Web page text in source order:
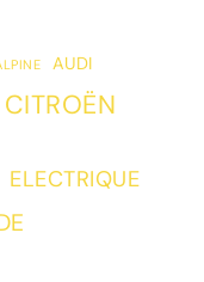
AUDI
CITROËN
ELECTRIQUE